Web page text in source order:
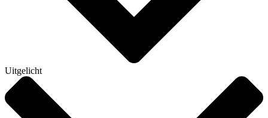
Uitgelicht